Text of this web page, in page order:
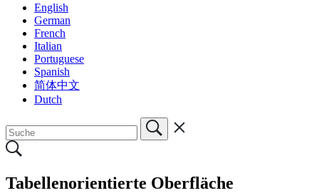
English
German
French
Italian
Portuguese
Spanish
简体中文
Dutch
Tabellenorientierte Oberfläche